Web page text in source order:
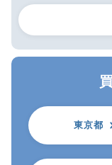
東京都